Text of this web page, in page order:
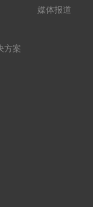
方案
媒体报道